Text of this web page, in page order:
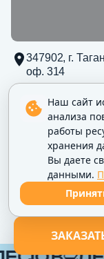
347902, г.
оф. 314
347902, г.
Наш сайт
анализа
работы
хранения
Вы даете
данными.